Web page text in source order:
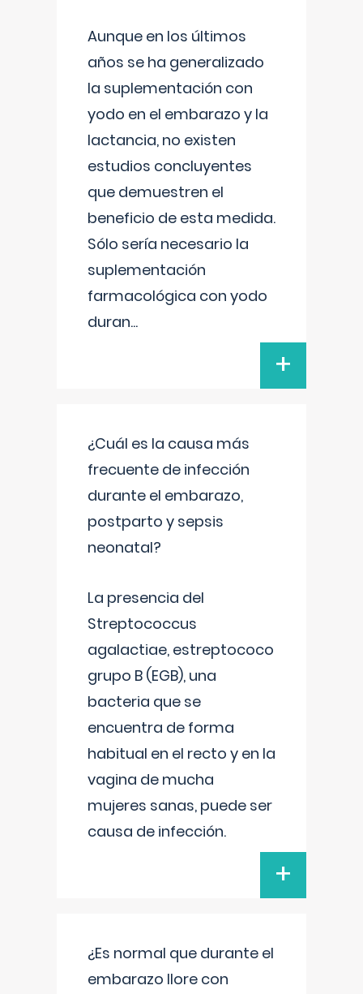
Aunque en los últimos
años se ha generalizado
la suplementación con
yodo en el embarazo y la
lactancia, no existen
estudios concluyentes
que demuestren el
beneficio de esta medida.
Sólo sería necesario la
suplementación
farmacológica con yodo
duran...
+
¿Cuál es la causa más
frecuente de infección
durante el embarazo,
postparto y sepsis
neonatal?
La presencia del
Streptococcus
agalactiae, estreptococo
grupo B (EGB), una
bacteria que se
encuentra de forma
habitual en el recto y en la
vagina de mucha
mujeres sanas, puede ser
causa de infección.
+
¿Es normal que durante el
embarazo llore con